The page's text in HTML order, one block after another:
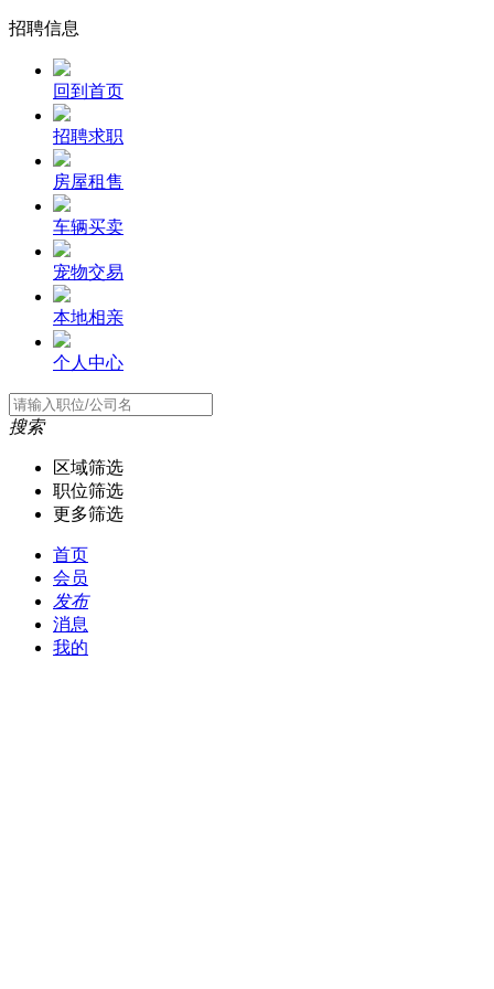
招聘信息
回到首页
招聘求职
房屋租售
车辆买卖
宠物交易
本地相亲
个人中心
搜索
区域筛选
职位筛选
更多筛选
首页
会员
发布
消息
我的